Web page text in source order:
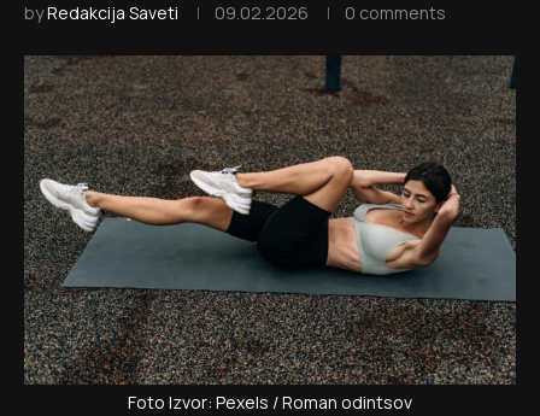
byRedakcija Saveti 09.02.2026 0 comments
Foto Izvor: Pexels / Roman odintsov